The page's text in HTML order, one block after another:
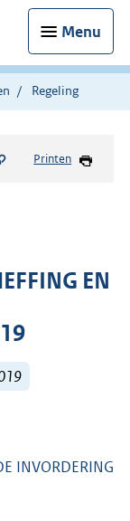
Menu
Regeling
Printen
EN
INVORDERING